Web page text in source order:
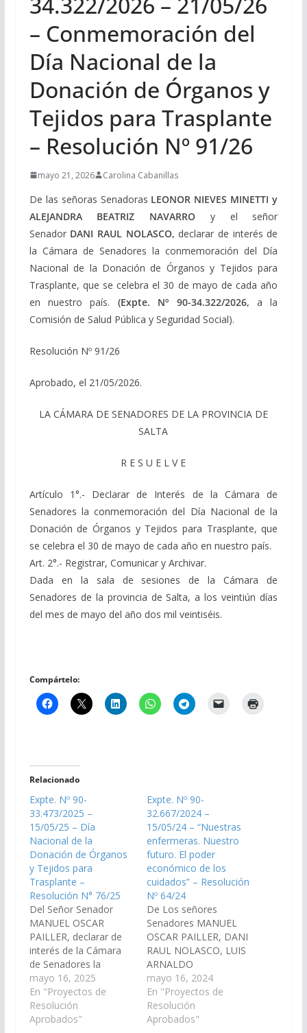
– Conmemoración del
Día Nacional de la
Donación de Órganos y
Tejidos para Trasplante
– Resolución Nº 91/26
mayo 21, 2026 Carolina Cabanillas
De las señoras Senadoras LEONOR NIEVES MINETTI y
ALEJANDRA BEATRIZ NAVARRO y el señor
Senador DANI RAUL NOLASCO, declarar de interés de
la Cámara de Senadores la conmemoración del Día
Nacional de la Donación de Órganos y Tejidos para
Trasplante, que se celebra el 30 de mayo de cada año
en nuestro país. (Expte. Nº 90-34.322/2026, a la
Comisión de Salud Pública y Seguridad Social).
Resolución Nº 91/26
Aprobado, el 21/05/2026.
LA CÁMARA DE SENADORES DE LA PROVINCIA DE
SALTA
R E S U E L V E
Artículo 1°.- Declarar de Interés de la Cámara de
Senadores la conmemoración del Día Nacional de la
Donación de Órganos y Tejidos para Trasplante, que
se celebra el 30 de mayo de cada año en nuestro país.
Art. 2°.- Registrar, Comunicar y Archivar.
Dada en la sala de sesiones de la Cámara de
Senadores de la provincia de Salta, a los veintiún días
del mes de mayo del año dos mil veintiséis.
Compártelo:
Relacionado
Expte. Nº 90-
33.473/2025 –
15/05/25 – Día
Nacional de la
Donación de Órganos
y Tejidos para
Trasplante –
Resolución N° 76/25
Del Señor Senador
MANUEL OSCAR
PAILLER, declarar de
interés de la Cámara
de Senadores la
conmemoración del
día Nacional de
Donación de Órganos
y Tejidos para
mayo 16, 2025
En "Proyectos de
Resolución
Aprobados"
Expte. Nº 90-
32.667/2024 –
15/05/24 – “Nuestras
enfermeras. Nuestro
futuro. El poder
económico de los
cuidados” – Resolución
Nº 64/24
De Los señores
Senadores MANUEL
OSCAR PAILLER, DANI
RAUL NOLASCO, LUIS
ARNALDO
ALTAMIRANO y las
Señoras Senadoras
ALEJANDRA BEATRIZ
NAVARRO y LEONOR
mayo 16, 2024
En "Proyectos de
Resolución
Aprobados"